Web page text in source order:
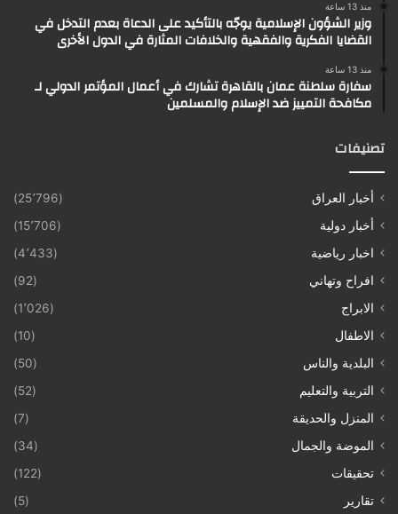
منذ 13 ساعة
وزير الشؤون الإسلامية يوجّه بالتأكيد على الدعاة بعدم التدخل في
القضايا الفكرية والفقهية والخلافات المثارة في الدول الأخرى
منذ 13 ساعة
سفارة سلطنة عمان بالقاهرة تشارك في أعمال المؤتمر الدولي لـ
مكافحة التمييز ضد الإسلام والمسلمين
تصنيفات
أخبار العراق
(25٬796)
أخبار دولية
(15٬706)
اخبار رياضية
(4٬433)
افراح وتهاني
(92)
الابراج
(1٬026)
الاطفال
(10)
البلدية والناس
(50)
التربية والتعليم
(52)
المنزل والحديقة
(7)
الموضة والجمال
(34)
تحقيقات
(122)
تقارير
(5)